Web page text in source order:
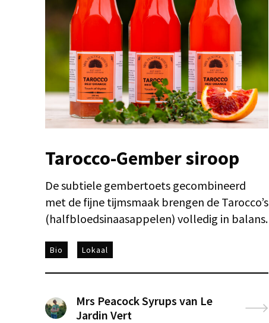
Tarocco-Gember siroop
De subtiele gembertoets gecombineerd
met de fijne tijmsmaak brengen de Tarocco’s
(halfbloedsinaasappelen) volledig in balans.
Bio Lokaal
Mrs Peacock Syrups van Le
Jardin Vert